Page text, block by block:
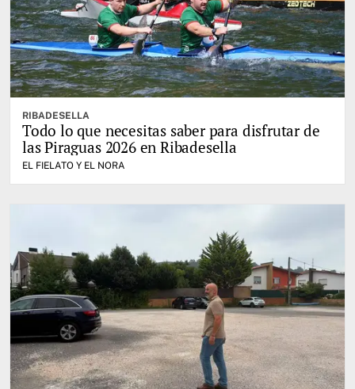
RIBADESELLA
Todo lo que necesitas saber para disfrutar de
las Piraguas 2026 en Ribadesella
EL FIELATO Y EL NORA